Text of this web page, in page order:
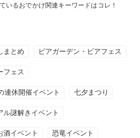
いるおでかけ関連キーワードはコレ！
まとめ ビアガーデン・ビアフェス
フェス
連休開催イベント 七夕まつり
ル謎解きイベント
酒イベント 恐竜イベント